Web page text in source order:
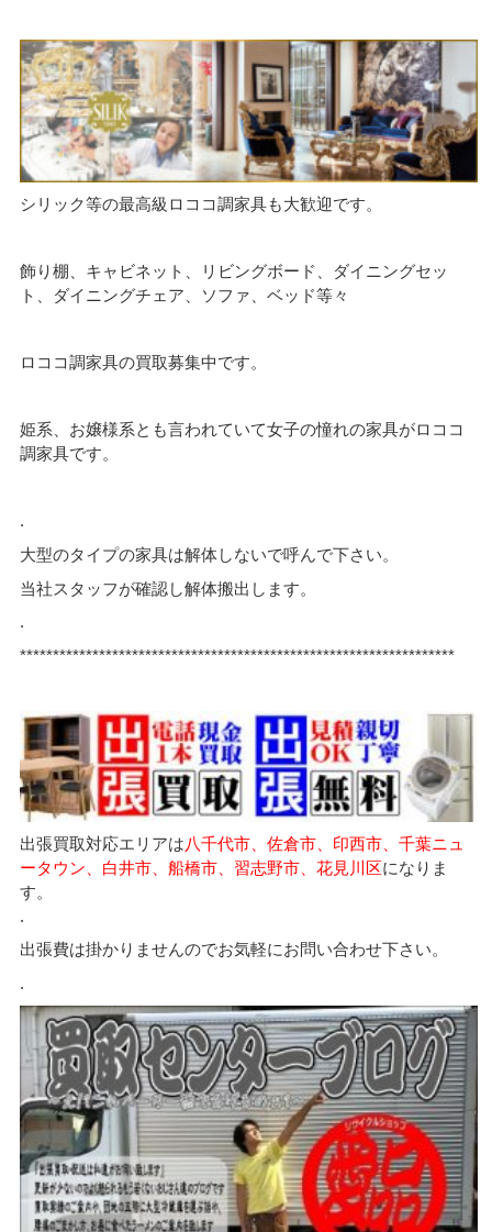
シリック等の最高級ロココ調家具も大歓迎です。
飾り棚、キャビネット、リビングボード、ダイニングセッ
ト、ダイニングチェア、ソファ、ベッド等々
ロココ調家具の買取募集中です。
姫系、お嬢様系とも言われていて女子の憧れの家具がロココ
調家具です。
.
大型のタイプの家具は解体しないで呼んで下さい。
当社スタッフが確認し解体搬出します。
.
******************************************************************
出張買取対応エリアは八千代市、佐倉市、印西市、千葉ニュ
ータウン、白井市、船橋市、習志野市、花見川区になりま
す。
.
出張費は掛かりませんのでお気軽にお問い合わせ下さい。
.